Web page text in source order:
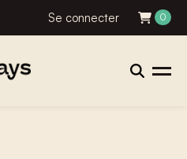
Se connecter 0